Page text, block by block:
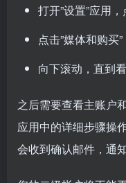
打开”设置”应用
点击”媒体和购买”
向下滚动，直到
之后需要查看主账户
应用中的详细步骤操
会收到确认邮件，通